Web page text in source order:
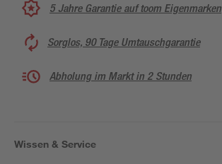
5 Jahre Garantie auf toom Eigenmarken
Sorglos, 90 Tage Umtauschgarantie
Abholung im Markt in 2 Stunden
Wissen & Service